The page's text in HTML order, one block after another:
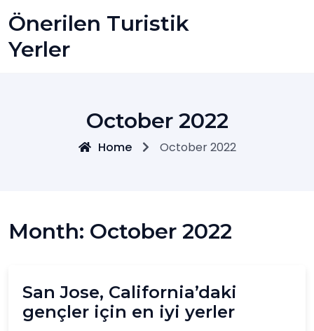
to
content
Önerilen Turistik
Yerler
October 2022
Home October 2022
Month: October 2022
San Jose, California’daki
gençler için en iyi yerler